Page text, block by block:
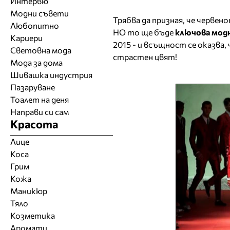
Трябва да призная, че
НО то ще бъде ключова
2015 - и всъщност се оказва,
страстен цвят!
Модни съвети
Любопитно
Кариери
Световна мода
Мода за дома
Шивашка индустрия
Пазаруване
Тоалет на деня
Направи си сам
Красота
Лице
Коса
Грим
Кожа
Маникюр
Тяло
Козметика
Аромати